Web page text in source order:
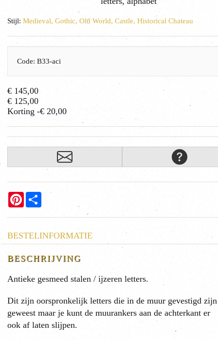
Stijl: Medieval, Gothic, Old World, Castle, Historical Chateau
Code: B33-aci
€ 145,00
€ 125,00
Korting -€ 20,00
PinterestShare
BESTELINFORMATIE
BESCHRIJVING
Antieke gesmeed stalen / ijzeren letters.
Dit zijn oorspronkelijk letters die in de muur gevestigd zijn
geweest maar je kunt de muurankers aan de achterkant er
ook af laten slijpen.